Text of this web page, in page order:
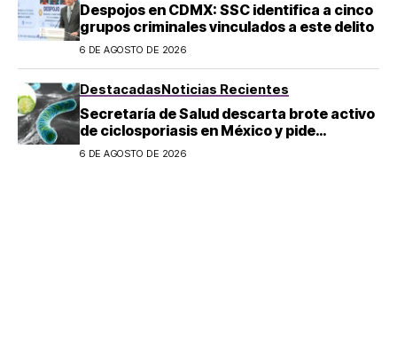
Despojos en CDMX: SSC identifica a cinco
grupos criminales vinculados a este delito
6 DE AGOSTO DE 2026
DestacadasNoticias Recientes
Secretaría de Salud descarta brote activo
de ciclosporiasis en México y pide
mantener la calma
6 DE AGOSTO DE 2026